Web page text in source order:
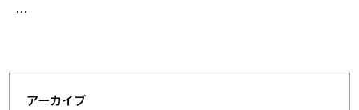
…
アーカイブ